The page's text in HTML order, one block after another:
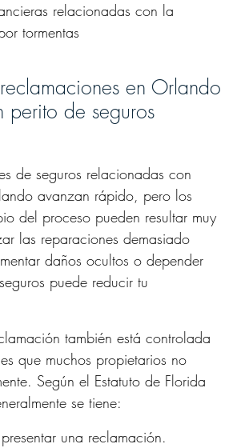
relacionadas con la
tormentas
en Orlando
perito de seguros
de seguros relacionadas con
avanzan rápido, pero los
del proceso pueden resultar muy
las reparaciones demasiado
daños ocultos o depender
puede reducir tu
también está controlada
que muchos propietarios no
Según el Estatuto de Florida
se tiene:
una reclamación.